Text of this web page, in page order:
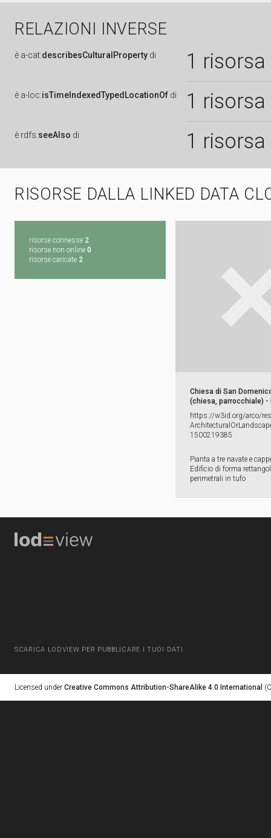
RELAZIONI INVERSE
è a-cat:describesCulturalProperty di 1 risorsa
è a-loc:isTimeIndexedTypedLocationOf di 1 risorsa
è rdfs:seeAlso di 1 risorsa
RISORSE DALLA LINKED DATA
risorse connesse 2
risorse non online 0
risorse caricate 2
Chiesa di San
(chiesa, parrocchiale) -
https:​/​/​w3id.​org/​arco/​
1500219385
Pianta a tre navate e
Edificio di forma
perimetrali in tufo
SCARICA LODVIEW PER PUBBLICARE I TUOI DATI
Licensed under Creative Commons Attribution-ShareAlike 4.0 International